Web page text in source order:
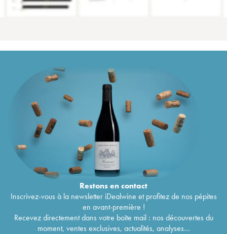
Restons encontact
Inscrivez-vous à la newsletter iDealwine et profitez de nos pépites
en avant-première !
Recevez directement dans votre boîte mail : nos découvertes du
moment, ventes exclusives, actualités, analyses...